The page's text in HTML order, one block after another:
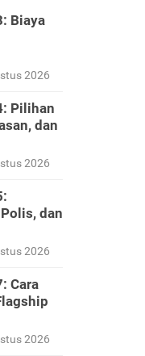
Biaya
2026
Pilihan
dan
2026
dan
2026
Cara
2026